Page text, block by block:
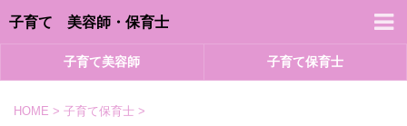
子育て 美容師・保育士
子育て美容師 子育て保育士
HOME > 子育て保育士 >